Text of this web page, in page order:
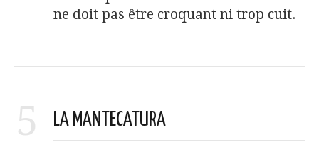
ne doit pas être croquant ni trop cuit.
5 LA MANTECATURA